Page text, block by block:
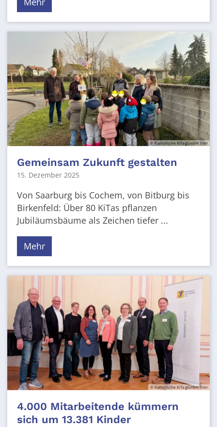
© Katholische KiTa gGmbH Trier
Gemeinsam Zukunft gestalten
15. Dezember 2025
Von Saarburg bis Cochem, von Bitburg bis
Birkenfeld: Über 80 KiTas pflanzen
Jubiläumsbäume als Zeichen tiefer ...
Mehr
© Katholische KiTa gGmbH Trier
4.000 Mitarbeitende kümmern
sich um 13.381 Kinder